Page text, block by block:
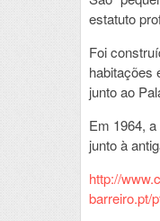
estatuto
Foi
habitações
junto ao
Em 1964,
junto à
http://
barreiro.pt/